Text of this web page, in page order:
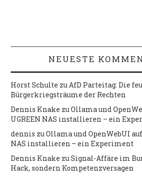
NEUESTE
Horst Schulte zuAfD Parteitag: Die
Bürgerkriegsträume der Rechten
Dennis Knake zuOllama und
UGREEN NAS installieren – ein
dennis zuOllama und OpenWebUI
NAS installieren – ein Experiment
Dennis Knake zuSignal-Affäre im
Hack, sondern Kompetenzversagen